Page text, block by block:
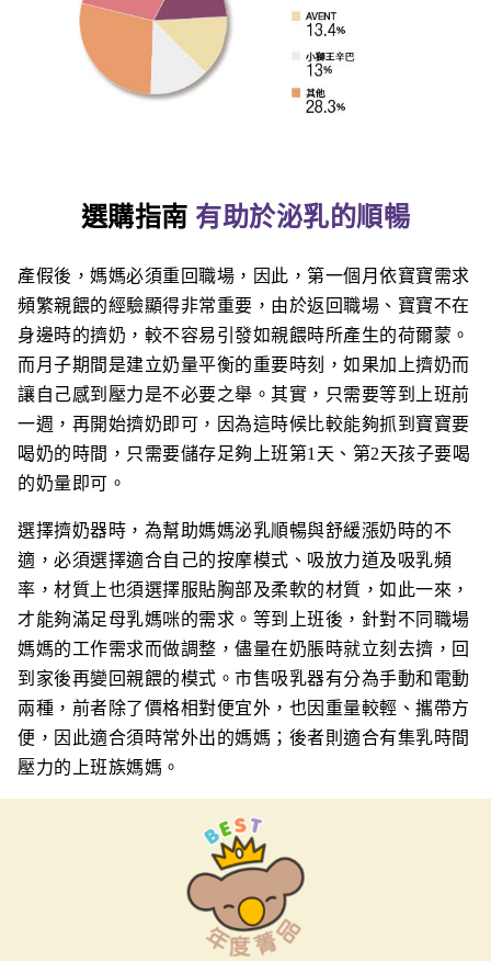
選購指南 有助於泌乳的順暢
產假後，媽媽必須重回職場，因此，第一個月依寶寶需求
頻繁親餵的經驗顯得非常重要，由於返回職場、寶寶不在
身邊時的擠奶，較不容易引發如親餵時所產生的荷爾蒙。
而月子期間是建立奶量平衡的重要時刻，如果加上擠奶而
讓自己感到壓力是不必要之舉。其實，只需要等到上班前
一週，再開始擠奶即可，因為這時候比較能夠抓到寶寶要
喝奶的時間，只需要儲存足夠上班第1天、第2天孩子要喝
的奶量即可。
選擇擠奶器時，為幫助媽媽泌乳順暢與舒緩漲奶時的不
適，必須選擇適合自己的按摩模式、吸放力道及吸乳頻
率，材質上也須選擇服貼胸部及柔軟的材質，如此一來，
才能夠滿足母乳媽咪的需求。等到上班後，針對不同職場
媽媽的工作需求而做調整，儘量在奶脹時就立刻去擠，回
到家後再變回親餵的模式。市售吸乳器有分為手動和電動
兩種，前者除了價格相對便宜外，也因重量較輕、攜帶方
便，因此適合須時常外出的媽媽；後者則適合有集乳時間
壓力的上班族媽媽。